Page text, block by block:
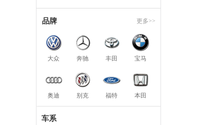
品牌 更多>>
大众 奔驰 丰田 宝马
奥迪 别克 福特 本田
车系